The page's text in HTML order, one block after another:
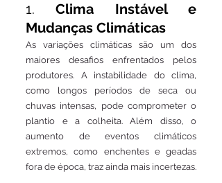
1. Clima Instável e
Mudanças Climáticas
As variações climáticas são um dos
maiores desafios enfrentados pelos
produtores. A instabilidade do clima,
como longos períodos de seca ou
chuvas intensas, pode comprometer o
plantio e a colheita. Além disso, o
aumento de eventos climáticos
extremos, como enchentes e geadas
fora de época, traz ainda mais incertezas.